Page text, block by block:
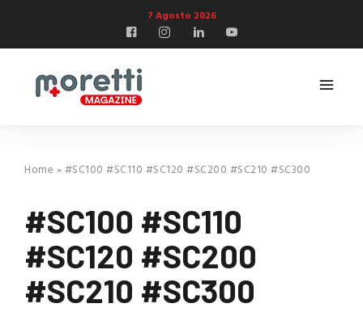
7 Agosto 2026
Home »#SC100 #SC110 #SC120 #SC200 #SC210 #SC300
#SC100 #SC110
#SC120 #SC200
#SC210 #SC300